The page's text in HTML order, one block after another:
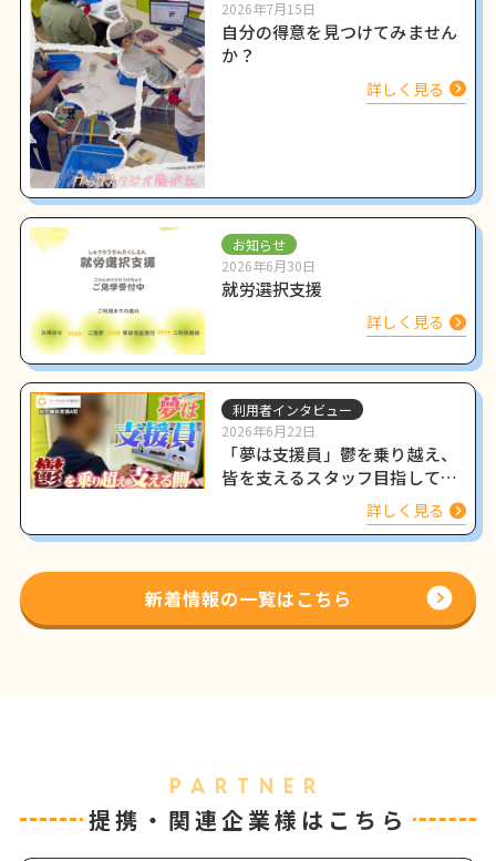
2026年7月15日
自分の得意を見つけてみません
か？
詳しく見る
お知らせ
2026年6月30日
就労選択支援
詳しく見る
利用者インタビュー
2026年6月22日
「夢は支援員」鬱を乗り越え、
皆を支えるスタッフ目指して働
く姿をインタビュー詳しく見る
新着情報の一覧はこちら
PARTNER
提携・関連企業様はこちら